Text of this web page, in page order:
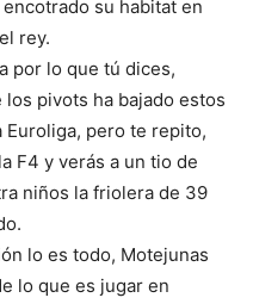
su habitat en
rey.
por lo que tú dices,
pivots ha bajado estos
Euroliga, pero te repito,
F4 y verás a un tio de
niños la friolera de 39
lo es todo, Motejunas
lo que es jugar en